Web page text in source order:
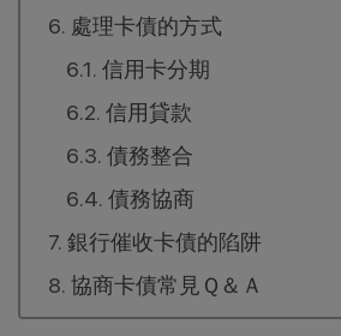
處理卡債的方式
信用卡分期
信用貸款
債務整合
債務協商
銀行催收卡債的陷阱
協商卡債常見Ｑ＆Ａ